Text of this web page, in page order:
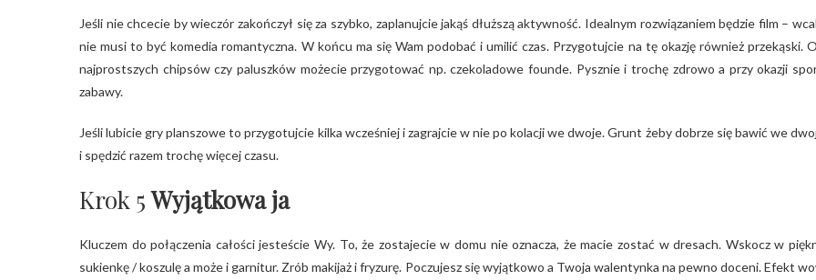
Jeśli nie chcecie by wieczór zakończył się za szybko, zaplanujcie jakąś dłuższą aktywność. Idealnym rozwiązaniem będzie film –
nie musi to być komedia romantyczna. W końcu ma się Wam podobać i umilić czas. Przygotujcie na tę okazję również przekąski.
najprostszych chipsów czy paluszków możecie przygotować np. czekoladowe founde. Pysznie i trochę zdrowo a przy okazji
zabawy.
Jeśli lubicie gry planszowe to przygotujcie kilka wcześniej i zagrajcie w nie po kolacji we dwoje. Grunt żeby dobrze się bawić we
i spędzić razem trochę więcej czasu.
Krok 5Wyjątkowa ja
Kluczem do połączenia całości jesteście Wy. To, że zostajecie w domu nie oznacza, że macie zostać w dresach. Wskocz w
sukienkę / koszulę a może i garnitur. Zrób makijaż i fryzurę. Poczujesz się wyjątkowo a Twoja walentynka na pewno doceni. Efekt